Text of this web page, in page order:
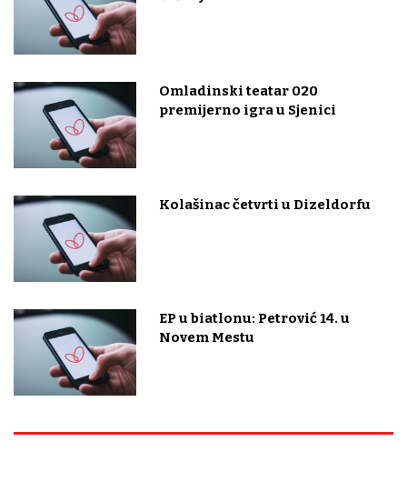
Omladinski teatar 020
premijerno igra u Sjenici
Kolašinac četvrti u Dizeldorfu
EP u biatlonu: Petrović 14. u
Novem Mestu